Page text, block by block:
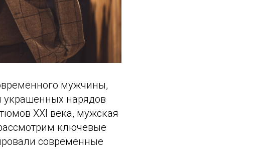
мужчины,
нарядов
XXI века, мужская
ключевые
современные